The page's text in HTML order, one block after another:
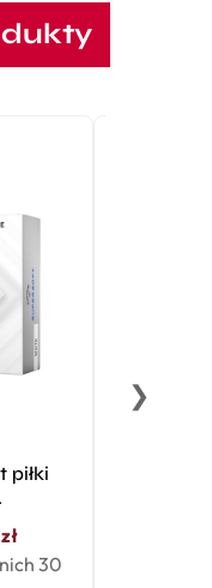
piłki
zł
30
❯